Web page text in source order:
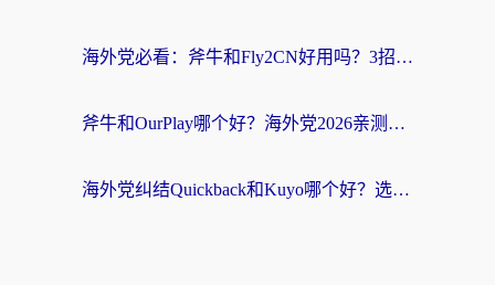
海外党必看：斧牛和Fly2CN好用吗？3招教你选对回国加速器（附免费试用攻略）
斧牛和OurPlay哪个好？海外党2026亲测：选对加速器，国内资源秒加载
海外党纠结Quickback和Kuyo哪个好？选对回国加速器才能无缝刷国内资源